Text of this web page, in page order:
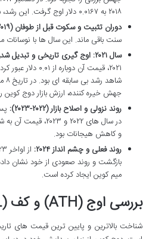
۲۰۱۸ به ۰.۰۱۶۷ دلار اوج گرفت. این رشد، سود ۷۰۰ درصدی را برای سرمایه گذاران اولیه به ارمغان آورد.
دوران تثبیت و سکوت قبل از طوفان (۲۰۱۹-۲۰۲۰):
سنت باقی ماند. این سال ها با
سال ۲۰۲۱: اوج گیری تاریخی و تبدیل شدن به پادشاه میم کوین ها (ATH):
۲۰۲۱، قیمت
جهش خیره کننده، ارزش بازار دوج کوین را به بیش از ۹۰ میلیارد دلار رساند و آن را به یکی از بزرگترین
روند نزولی و اصلاح بازار (۲۰۲۲-۲۰۲۳):
و کاهش هیجانات بود.
روند فعلی و چشم انداز ۲۰۲۴:
بازگشت و روند صعودی از خود نشان
میم کوین ایجاد کرده است.
بررسی اوج (ATH) و کف (ATL) قیمت دوج کوین
شناخت بالاترین و پایین ترین قیمت های